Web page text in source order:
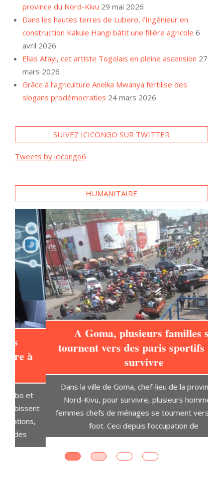
province du Nord-Kivu 29 mai 2026
Dans les hautes terres de Lubero, l’Ingénieur en
construction Kakule Hangi bâtit une filière agricole 6
avril 2026
Elias Atayi, cet artiste Togolais en pleine ascension 27
mars 2026
Grâce à l’agriculture Anelka Mwanya fertilise des
slogans prodémocraties 24 mars 2026
SUIVEZ ICICONGO SUR TWITTER
Tweets by icicongo6
HUMANITAIRE
A Goma, plusieurs familles se
tournent vers des paris sportifs pour
survivre
Dans la ville de Goma, chef-lieu de la province du
Nord-Kivu, pour survivre, plusieurs hommes et
femmes chefs de ménages se tournent vers le pari
foot. Ceci depuis l’occupation de